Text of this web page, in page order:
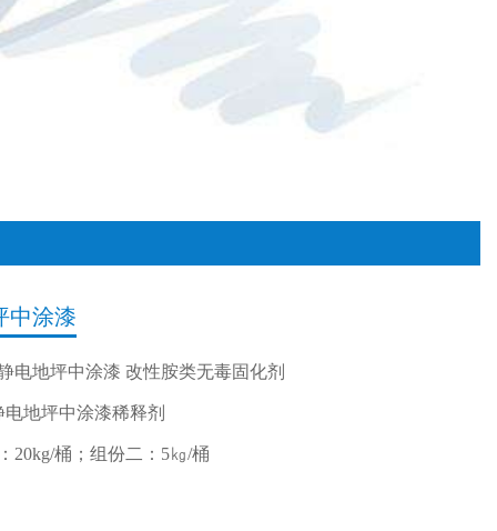
中涂漆
电地坪中涂漆 改性胺类无毒固化剂
地坪中涂漆稀释剂
20kg/桶；组份二：5㎏/桶